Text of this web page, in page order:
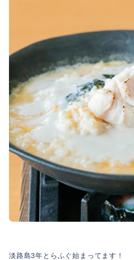
淡路島3年とらふぐ始まってます！